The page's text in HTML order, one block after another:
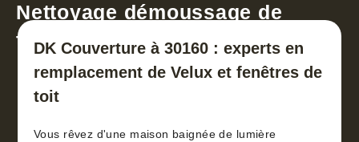
Nettoyage démoussage de
toiture 30
DK Couverture à 30160 : experts en
remplacement de Velux et fenêtres de
toit
Vous rêvez d'une maison baignée de lumière